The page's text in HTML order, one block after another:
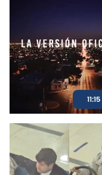
11:15